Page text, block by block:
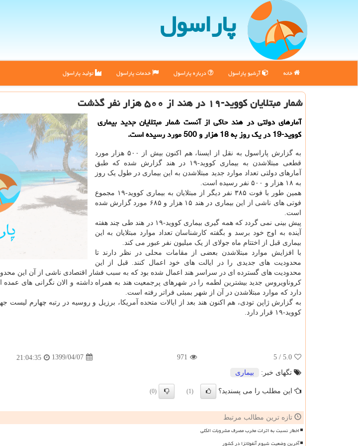
پاراسول
خانه آرشیو پاراسول درباره پاراسول خدمات پاراسول تولید پاراسول
شمار مبتلایان كووید-۱۹ در هند از ۵۰۰ هزار نفر گذشت
آمارهای دولتی در هند حاكی از آنست شمار مبتلایان جدید بیماری
كووید-19 در یك روز به 18 هزار و 500 مورد رسیده است.
به گزارش پاراسول به نقل از ایسنا، هم اکنون بیش از ۵۰۰ هزار مورد
قطعی مبتلاشدن به بیماری کووید-۱۹ در هند گزارش شده که طبق
آمارهای دولتی تعداد موارد جدید مبتلاشدن به این بیماری در طول یک روز
به ۱۸ هزار و ۵۰۰ نفر رسیده است.
همین طور با فوت ۳۸۵ نفر دیگر از مبتلایان به بیماری کووید-۱۹ مجموع
فوتی های ناشی از این بیماری در هند ۱۵ هزار و ۶۸۵ مورد گزارش شده
است.
پیش بینی نمی گردد که همه گیری بیماری کووید-۱۹ در هند طی چند هفته
آینده به اوج خود برسد و بگفته کارشناسان تعداد موارد مبتلایان به این
بیماری قبل از اختتام ماه جولای از یک میلیون نفر عبور می کند.
با افزایش موارد مبتلاشدن بعضی از مقامات محلی در نظر دارند تا
محدودیت های جدیدی را در ایالت های خود اعمال کنند. قبل از این
محدودیت های گسترده ای در سراسر هند اعمال شده بود که به سبب فشار اقتصادی ناشی از آن این
کروناویروس جدید بیشترین لطمه را در شهرهای پرجمعیت هند به همراه داشته و الان نگرانی های
دارد که موارد مبتلاشدن در آن از شهر بمبئی فراتر رفته است.
به گزارش ژاپن تودی، هم اکنون هند بعد از ایالات متحده آمریکا، برزیل و روسیه در رتبه چهارم لیست
کووید-۱۹ قرار دارد.
5.0
/ 5
971
1399/04/07
21:04:35
تگهای خبر:
بیماری
این مطلب را می پسندید؟ (1)
(0)
تازه ترین مطالب مرتبط
اخطار نسبت به اثرات مخرب مصرف مشروبات الکلی
آخرین وضعیت شیوع آنفولانزا در کشور